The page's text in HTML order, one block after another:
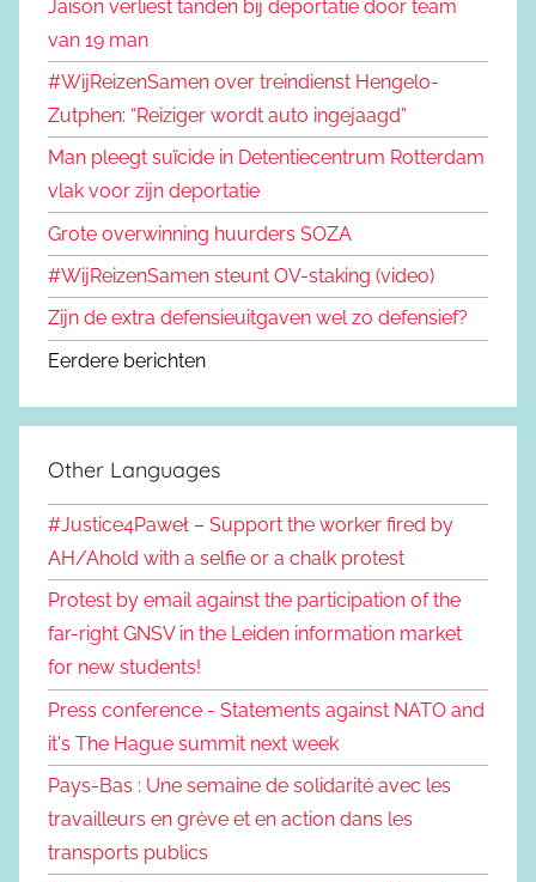
Jaison verliest tanden bij deportatie door team
van 19 man
#WijReizenSamen over treindienst Hengelo-
Zutphen: “Reiziger wordt auto ingejaagd”
Man pleegt suïcide in Detentiecentrum Rotterdam
vlak voor zijn deportatie
Grote overwinning huurders SOZA
#WijReizenSamen steunt OV-staking (video)
Zijn de extra defensieuitgaven wel zo defensief?
Eerdere berichten
Other Languages
#Justice4Paweł – Support the worker fired by
AH/Ahold with a selfie or a chalk protest
Protest by email against the participation of the
far-right GNSV in the Leiden information market
for new students!
Press conference - Statements against NATO and
it's The Hague summit next week
Pays-Bas : Une semaine de solidarité avec les
travailleurs en grève et en action dans les
transports publics